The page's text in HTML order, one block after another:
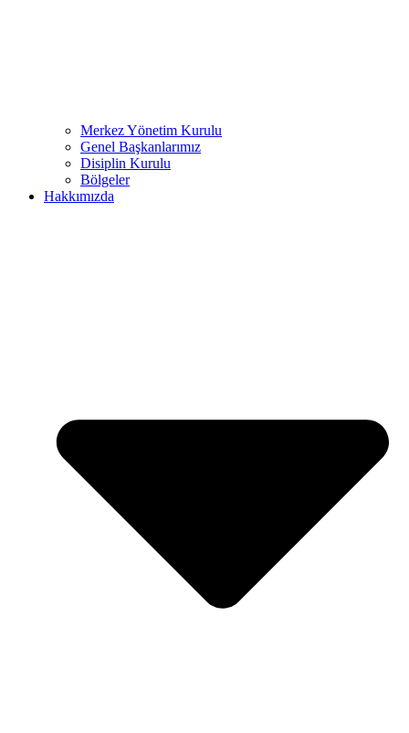
Merkez Yönetim Kurulu
Genel Başkanlarımız
Disiplin Kurulu
Bölgeler
Hakkımızda